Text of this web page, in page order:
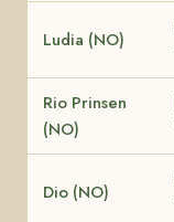
Ludia (NO)
Rio Prinsen
(NO)
Dio (NO)